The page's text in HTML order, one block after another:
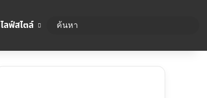
ไลฟ์สไตล์